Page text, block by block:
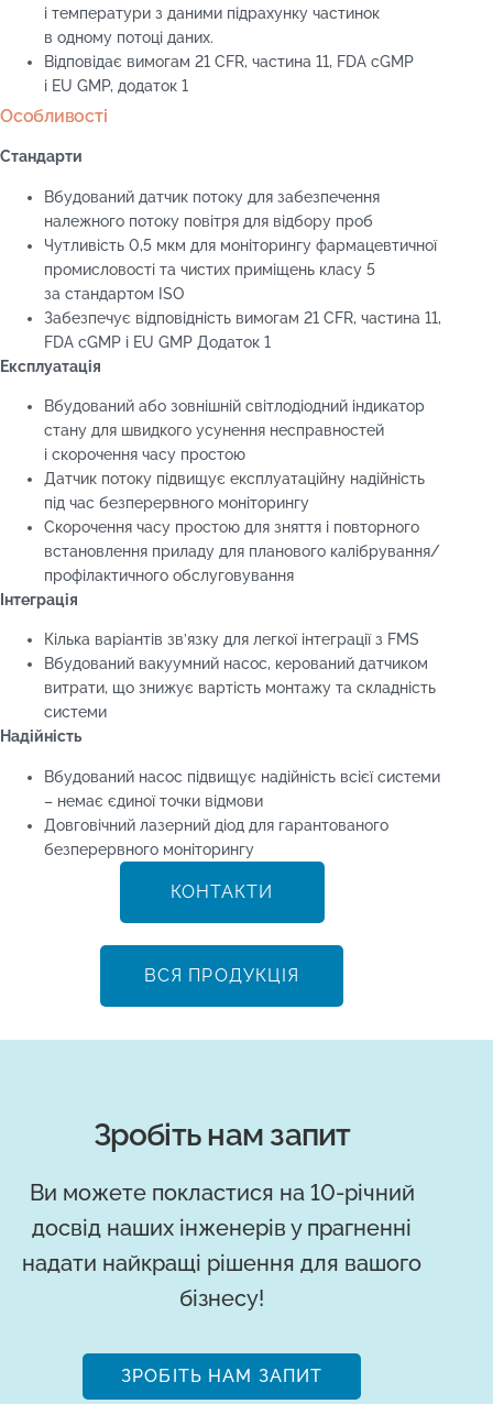
і температури з даними підрахунку частинок
в одному потоці даних.
Відповідає вимогам 21 CFR, частина 11, FDA cGMP
і EU GMP, додаток 1
Особливості
Стандарти
Вбудований датчик потоку для забезпечення
належного потоку повітря для відбору проб
Чутливість 0,5 мкм для моніторингу фармацевтичної
промисловості та чистих приміщень класу 5
за стандартом ISO
Забезпечує відповідність вимогам 21 CFR, частина 11,
FDA cGMP і EU GMP Додаток 1
Експлуатація
Вбудований або зовнішній світлодіодний індикатор
стану для швидкого усунення несправностей
і скорочення часу простою
Датчик потоку підвищує експлуатаційну надійність
під час безперервного моніторингу
Скорочення часу простою для зняття і повторного
встановлення приладу для планового калібрування/
профілактичного обслуговування
Інтеграція
Кілька варіантів зв’язку для легкої інтеграції з FMS
Вбудований вакуумний насос, керований датчиком
витрати, що знижує вартість монтажу та складність
системи
Надійність
Вбудований насос підвищує надійність всієї системи
– немає єдиної точки відмови
Довговічний лазерний діод для гарантованого
безперервного моніторингу
КОНТАКТИ
ВСЯ ПРОДУКЦІЯ
Зробіть нам запит
Ви можете покластися на 10-річний
досвід наших інженерів у прагненні
надати найкращі рішення для вашого
бізнесу!
ЗРОБІТЬ НАМ ЗАПИТ